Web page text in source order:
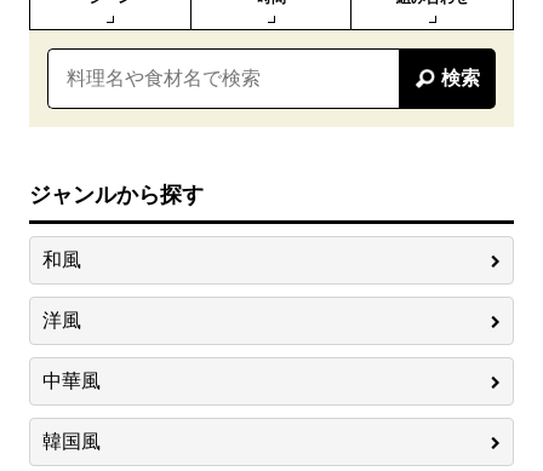
検索
ジャンルから探す
和風
洋風
中華風
韓国風